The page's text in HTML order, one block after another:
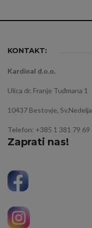
KONTAKT:
Kardinal d.o.o.
Ulica dr. Franje Tuđmana 1
10437 Bestovje, Sv.Nedelja
Telefon: +385 1 381 79 69
Zaprati nas!